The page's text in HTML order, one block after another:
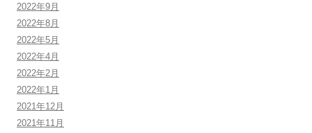
2022年9月
2022年8月
2022年5月
2022年4月
2022年2月
2022年1月
2021年12月
2021年11月